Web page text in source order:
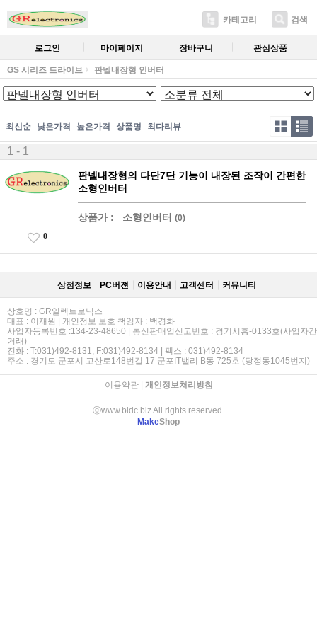
카테고리 검색
로그인 마이페이지 장바구니 관심상품
GS 시리즈 드라이브 판넬내장형 인버터
최신순 낮은가격 높은가격 상품명 최다리뷰
1 - 1
판넬내장형의 다단7단 기능이 내장된 조작이 간편한
소형인버터
상품가 : 소형인버터 (0)
0
상점정보 PC버젼 이용안내 고객센터 커뮤니티
상호명 : GR일렉트로닉스
대표 : 이재원 | 개인정보 보호 책임자 : 백경화
사업자등록번호 :134-23-48650 | 통신판매업신고번호 : 경기시흥-0133호(사업자간
거래)
전화 : T:031)492-8131, F:031)492-8134 | 팩스 : 031)492-8134
주소 : 경기도 군포시 고산로148번길 17 군포IT밸리 B동 725호 (당정동1045번지)
이용약관| 개인정보처리방침
ⓒwww.bldc.biz All rights reserved.
MakeShop